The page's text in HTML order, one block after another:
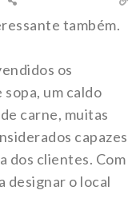
também.
os
um caldo
carne, muitas
capazes
dos clientes. Com
designar o local